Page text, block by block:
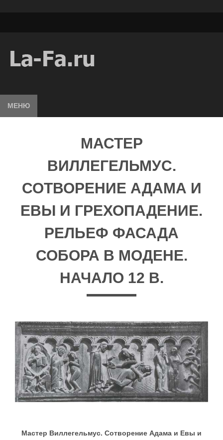
МЕНЮ
МАСТЕР
ВИЛЛЕГЕЛЬМУС.
СОТВОРЕНИЕ АДАМА И
ЕВЫ И ГРЕХОПАДЕНИЕ.
РЕЛЬЕФ ФАСАДА
СОБОРА В МОДЕНЕ.
НАЧАЛО 12 В.
Мастер Виллегельмус. Сотворение Адама и Евы и